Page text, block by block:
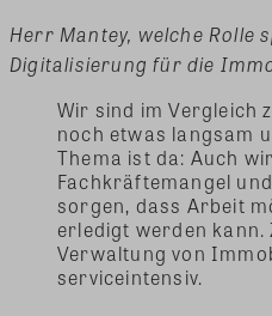
Herr Mantey, welche Rolle
Digitalisierung für die
Wir sind im Vergleich
noch etwas langsam
Thema ist da: Auch
Fachkräftemangel
sorgen, dass Arbeit
erledigt werden kann.
Verwaltung von
serviceintensiv.